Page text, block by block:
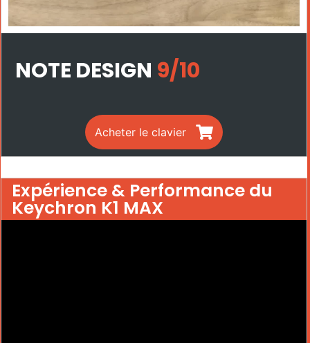
NOTE DESIGN 9/10
Acheter le clavier
Expérience & Performance du
Keychron K1 MAX